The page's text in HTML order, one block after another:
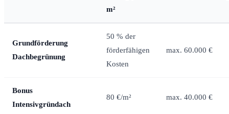
m²
Grundförderung
Dachbegrünung
50 % der
förderfähigen
Kosten
max. 60.000 €
Bonus
Intensivgründach
80 €/m² max. 40.000 €